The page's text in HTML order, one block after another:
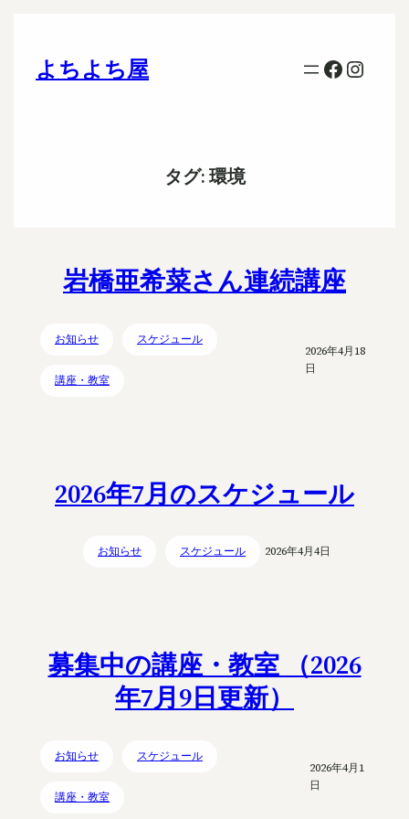
よちよち屋
タグ:環境
岩橋亜希菜さん連続講座
お知らせ スケジュール
講座・教室
2026年4月18
日
2026年7月のスケジュール
お知らせ スケジュール 2026年4月4日
募集中の講座・教室 （2026
年7月9日更新）
お知らせ スケジュール
講座・教室
2026年4月1
日